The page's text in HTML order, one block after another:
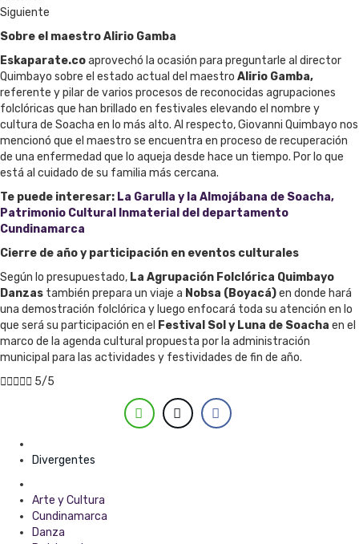
Siguiente
Sobre el maestro Alirio Gamba
Eskaparate.coaprovechó la ocasión para preguntarle al director
Quimbayo sobre el estado actual del maestro Alirio Gamba,
referente y pilar de varios procesos de reconocidas agrupaciones
folclóricas que han brillado en festivales elevando el nombre y
cultura de Soacha en lo más alto. Al respecto, Giovanni Quimbayo nos
mencionó que el maestro se encuentra en proceso de recuperación
de una enfermedad que lo aqueja desde hace un tiempo. Por lo que
está al cuidado de su familia más cercana.
Te puede interesar: La Garulla y la Almojábana de Soacha,
Patrimonio Cultural Inmaterial del departamento
Cundinamarca
Cierre de año y participación en eventos culturales
Según lo presupuestado, La Agrupación Folclórica Quimbayo
Danzas también prepara un viaje a Nobsa (Boyacá)en donde hará
una demostración folclórica y luego enfocará toda su atención en lo
que será su participación en el Festival Sol y Luna de Soacha en el
marco de la agenda cultural propuesta por la administración
municipal para las actividades y festividades de fin de año.
 5/5
Divergentes
Arte y Cultura
Cundinamarca
Danza